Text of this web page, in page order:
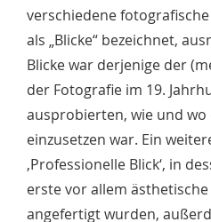
verschiedene
als „Blicke“ bezeichnet,
Blicke war derjenige der
der Fotografie im 19.
ausprobierten, wie und wo
einzusetzen war. Ein
‚Professionelle Blick‘, in
erste vor allem
angefertigt wurden,